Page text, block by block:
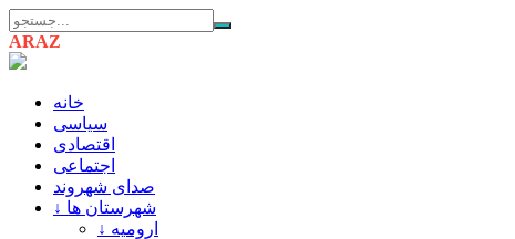
ARAZ
خانه
سیاسی
اقتصادی
اجتماعی
صدای شهروند
↓ شهرستان ها
↓ ارومیه